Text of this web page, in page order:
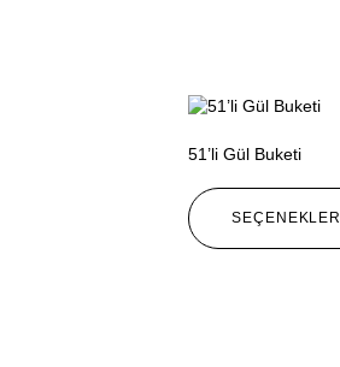
51’li Gül Buketi
SEÇENEKLER